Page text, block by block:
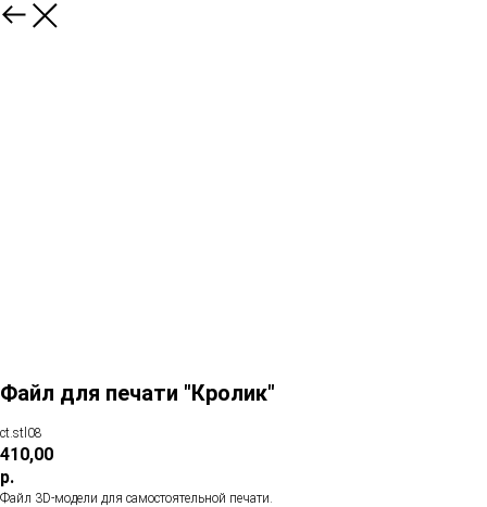
Файл для печати "Кролик"
ct.stl08
410,00
р.
Файл 3D-модели для самостоятельной печати.